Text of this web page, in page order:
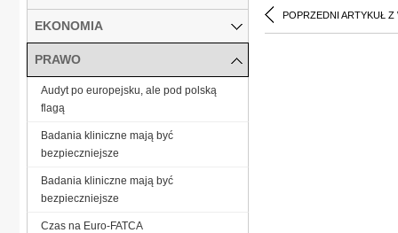
POPRZEDNI ARTYKUŁ Z
EKONOMIA
PRAWO
Audyt po europejsku, ale pod polską
flagą
Badania kliniczne mają być
bezpieczniejsze
Badania kliniczne mają być
bezpieczniejsze
Czas na Euro-FATCA